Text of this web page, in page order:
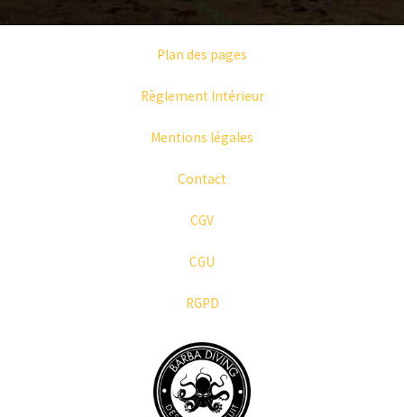
Plan des pages
Règlement Intérieur
Mentions légales
Contact
CGV
CGU
RGPD